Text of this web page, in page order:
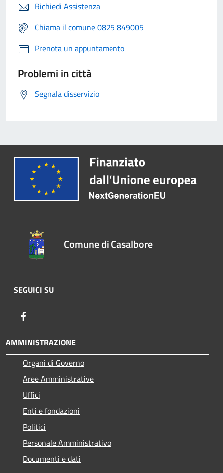
Richiedi Assistenza
Chiama il comune 0825 849005
Prenota un appuntamento
Problemi in città
Segnala disservizio
Comune di Casalbore
SEGUICI SU
AMMINISTRAZIONE
Organi di Governo
Aree Amministrative
Uffici
Enti e fondazioni
Politici
Personale Amministrativo
Documenti e dati